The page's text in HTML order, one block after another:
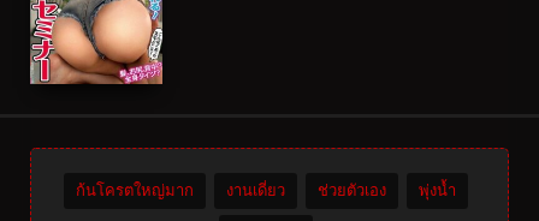
ก้นโครตใหญ่มาก งานเดี่ยว ช่วยตัวเอง พุ่งน้ำ